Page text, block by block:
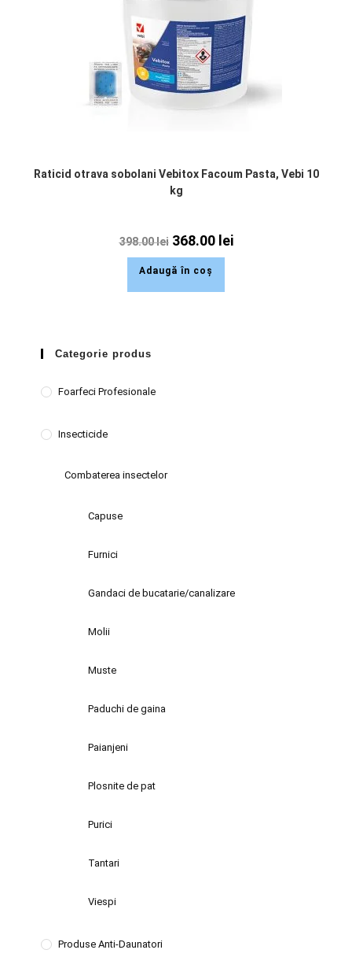
Raticid otrava sobolani Vebitox Facoum Pasta, Vebi 10
kg
398.00lei 368.00 lei
Adaugă în coș
Categorie produs
Foarfeci Profesionale
Insecticide
Combaterea insectelor
Capuse
Furnici
Gandaci de bucatarie/canalizare
Molii
Muste
Paduchi de gaina
Paianjeni
Plosnite de pat
Purici
Tantari
Viespi
Produse Anti-Daunatori